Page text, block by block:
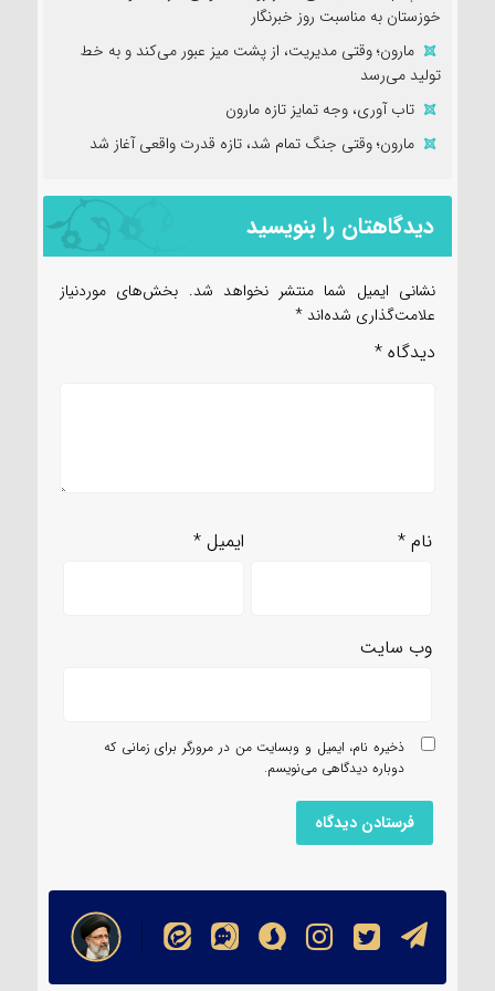
خوزستان به مناسبت روز خبرنگار
مارون؛ وقتی مدیریت، از پشت میز عبور می‌کند و به خط
تولید می‌رسد
تاب آوری، وجه تمایز تازه مارون
مارون؛ وقتی جنگ تمام شد، تازه قدرت واقعی آغاز شد
دیدگاهتان را بنویسید
نشانی ایمیل شما منتشر نخواهد شد. بخش‌های موردنیاز
علامت‌گذاری شده‌اند *
دیدگاه *
نام* ایمیل*
وب‌ سایت
ذخیره نام، ایمیل و وبسایت من در مرورگر برای زمانی که
دوباره دیدگاهی می‌نویسم.